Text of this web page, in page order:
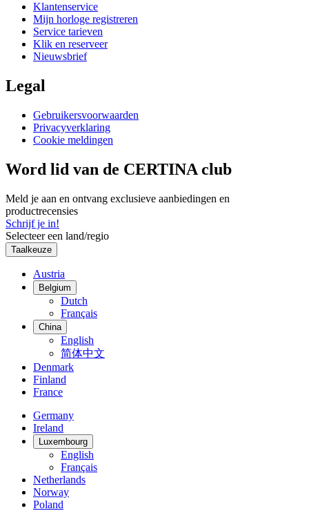
Klantenservice
Mijn horloge registreren
Service tarieven
Klik en reserveer
Nieuwsbrief
Legal
Gebruikersvoorwaarden
Privacyverklaring
Cookie meldingen
Word lid van de CERTINA club
Meld je aan en ontvang exclusieve aanbiedingen en
productrecensies
Schrijf je in!
Selecteer een land/regio
Taalkeuze
Austria
Belgium
Dutch
Français
China
English
简体中文
Denmark
Finland
France
Germany
Ireland
Luxembourg
English
Français
Netherlands
Norway
Poland